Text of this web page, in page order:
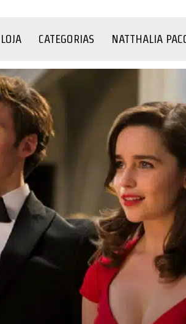
LOJA CATEGORIAS NATTHALIA